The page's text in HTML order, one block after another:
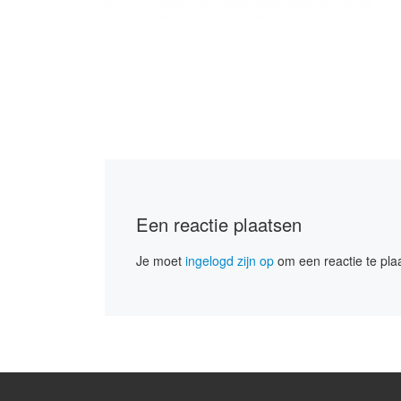
Een reactie plaatsen
Je moetingelogd zijn op om een reactie te